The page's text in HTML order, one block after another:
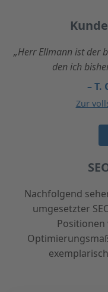
„Herr Ellmann ist der
den ich
–
Zur
Nachfolgend
umgesetzter